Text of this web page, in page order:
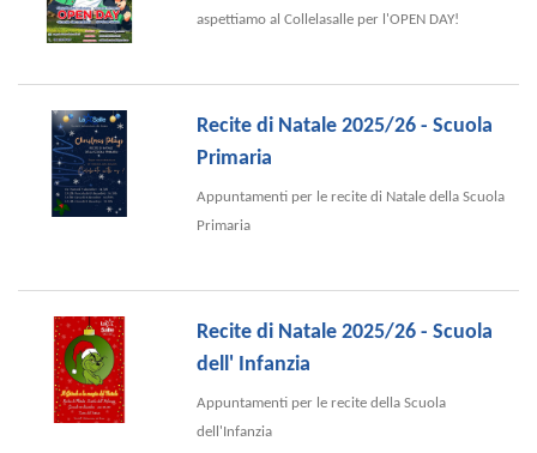
aspettiamo al Collelasalle per l'OPEN DAY!
Recite di Natale 2025/26 - Scuola
Primaria
Appuntamenti per le recite di Natale della Scuola
Primaria
Recite di Natale 2025/26 - Scuola
dell' Infanzia
Appuntamenti per le recite della Scuola
dell'Infanzia